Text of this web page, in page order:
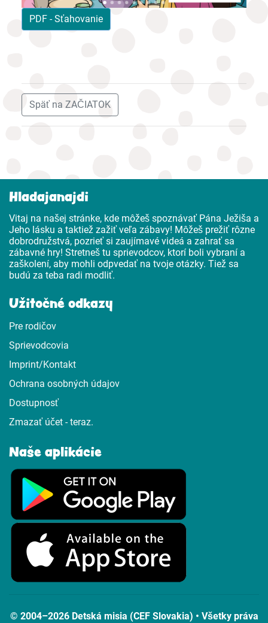
PDF - Sťahovanie
Späť na ZAČIATOK
Hladajanajdi
Vitaj na našej stránke, kde môžeš spoznávať Pána Ježiša a
Jeho lásku a taktiež zažiť veľa zábavy! Môžeš prežiť rôzne
dobrodružstvá, pozrieť si zaujímavé videá a zahrať sa
zábavné hry! Stretneš tu sprievodcov, ktorí boli vybraní a
zaškolení, aby mohli odpvedať na tvoje otázky. Tiež sa
budú za teba radi modliť.
Užitočné odkazy
Pre rodičov
Sprievodcovia
Imprint/Kontakt
Ochrana osobných údajov
Dostupnosť
Zmazať účet - teraz.
Naše aplikácie
© 2004–2026 Detská misia (CEF Slovakia) • Všetky práva